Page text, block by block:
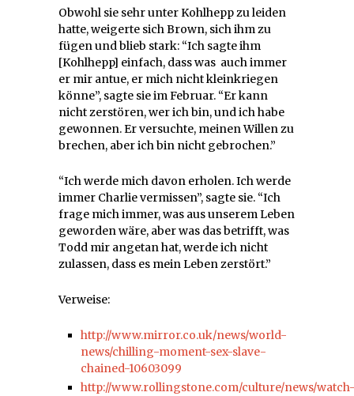
Obwohl sie sehr unter Kohlhepp zu leiden
hatte, weigerte sich Brown, sich ihm zu
fügen und blieb stark: “Ich sagte ihm
[Kohlhepp] einfach, dass was auch immer
er mir antue, er mich nicht kleinkriegen
könne”, sagte sie im Februar. “Er kann
nicht zerstören, wer ich bin, und ich habe
gewonnen. Er versuchte, meinen Willen zu
brechen, aber ich bin nicht gebrochen.”
“Ich werde mich davon erholen. Ich werde
immer Charlie vermissen”, sagte sie. “Ich
frage mich immer, was aus unserem Leben
geworden wäre, aber was das betrifft, was
Todd mir angetan hat, werde ich nicht
zulassen, dass es mein Leben zerstört.”
Verweise:
http://www.mirror.co.uk/news/world-
news/chilling-moment-sex-slave-
chained-10603099
http://www.rollingstone.com/culture/news/